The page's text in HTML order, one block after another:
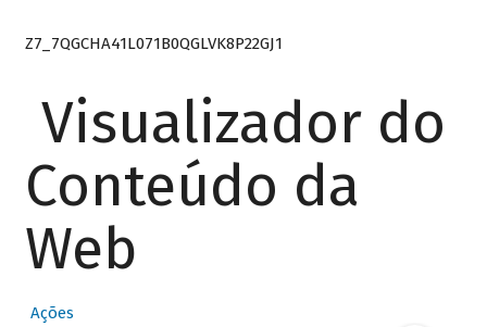
Z7_7QGCHA41L071B0QGLVK8P22GJ1
Visualizador do
Conteúdo da
Web
Ações